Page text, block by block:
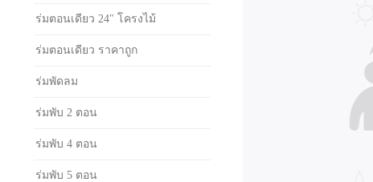
ร่มตอนเดียว 24" โครงไม้
ร่มตอนเดียว ราคาถูก
ร่มพัดลม
ร่มพับ 2 ตอน
ร่มพับ 4 ตอน
ร่มพับ 5 ตอน